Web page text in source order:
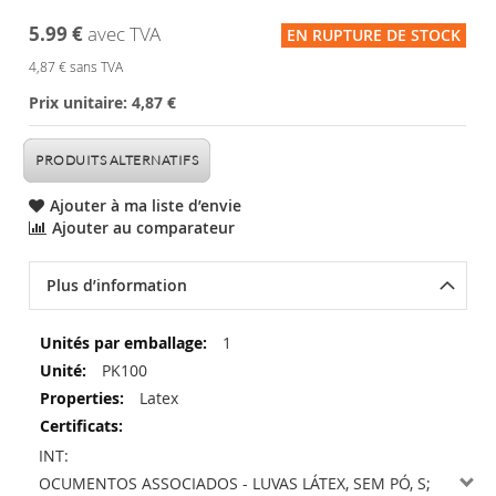
5.99 €avec TVA
4,87 €sans TVA
Prix unitaire: 4,87 €
EN RUPTURE DE STOCK
PRODUITS ALTERNATIFS
Ajouter à ma liste d’envie
Ajouter au comparateur
to
the
beginning
of
the
images
gallery
Plus d’information
Plus
d’information
1
PK100
Latex
INT:
DOCUMENTOS ASSOCIADOS - LUVAS LÁTEX, SEM PÓ, S;